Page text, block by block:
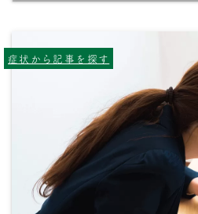
症状から記事を探す